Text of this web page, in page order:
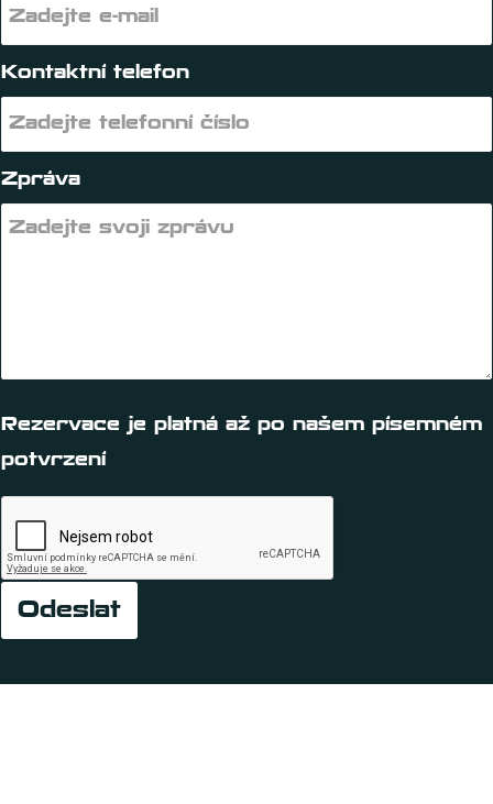
Kontaktní telefon
Zpráva
Rezervace je platná až po našem písemném
potvrzení